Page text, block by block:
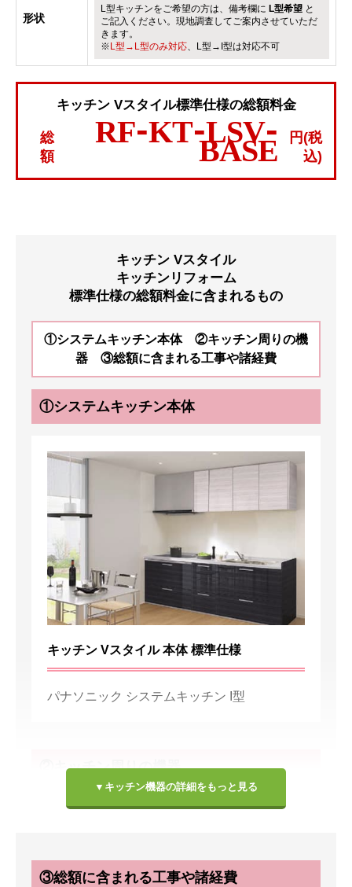
形状
L型キッチンをご希望の方は、備考欄に L型希望 と
ご記入ください。現地調査してご案内させていただ
きます。
※ L型→L型のみ対応、L型→I型は対応不可
キッチン Vスタイル標準仕様の総額料金
総
額
RF-KT-LSV-
BASE
円(税
込)
▼キッチン機器の詳細をもっと見る
キッチン Vスタイル
キッチンリフォーム
標準仕様の総額料金に含まれるもの
①システムキッチン本体 ②キッチン周りの機
器 ③総額に含まれる工事や諸経費
①システムキッチン本体
キッチン Vスタイル 本体 標準仕様
パナソニック システムキッチン I型
②キッチン周りの機器
③総額に含まれる工事や諸経費